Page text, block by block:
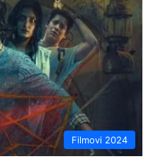
Filmovi 2024